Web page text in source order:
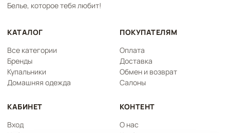
Белье, которое тебя любит!
КАТАЛОГ
Все категории
Бренды
Купальники
Домашняя одежда
ПОКУПАТЕЛЯМ
Оплата
Доставка
Обмен и возврат
Салоны
КАБИНЕТ
Вход
КОНТЕНТ
О нас